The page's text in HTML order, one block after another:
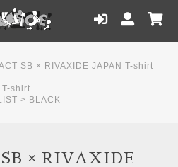
SB × RIVAXIDE JAPAN T-shirt
T-shirt
> BLACK
× RIVAXIDE